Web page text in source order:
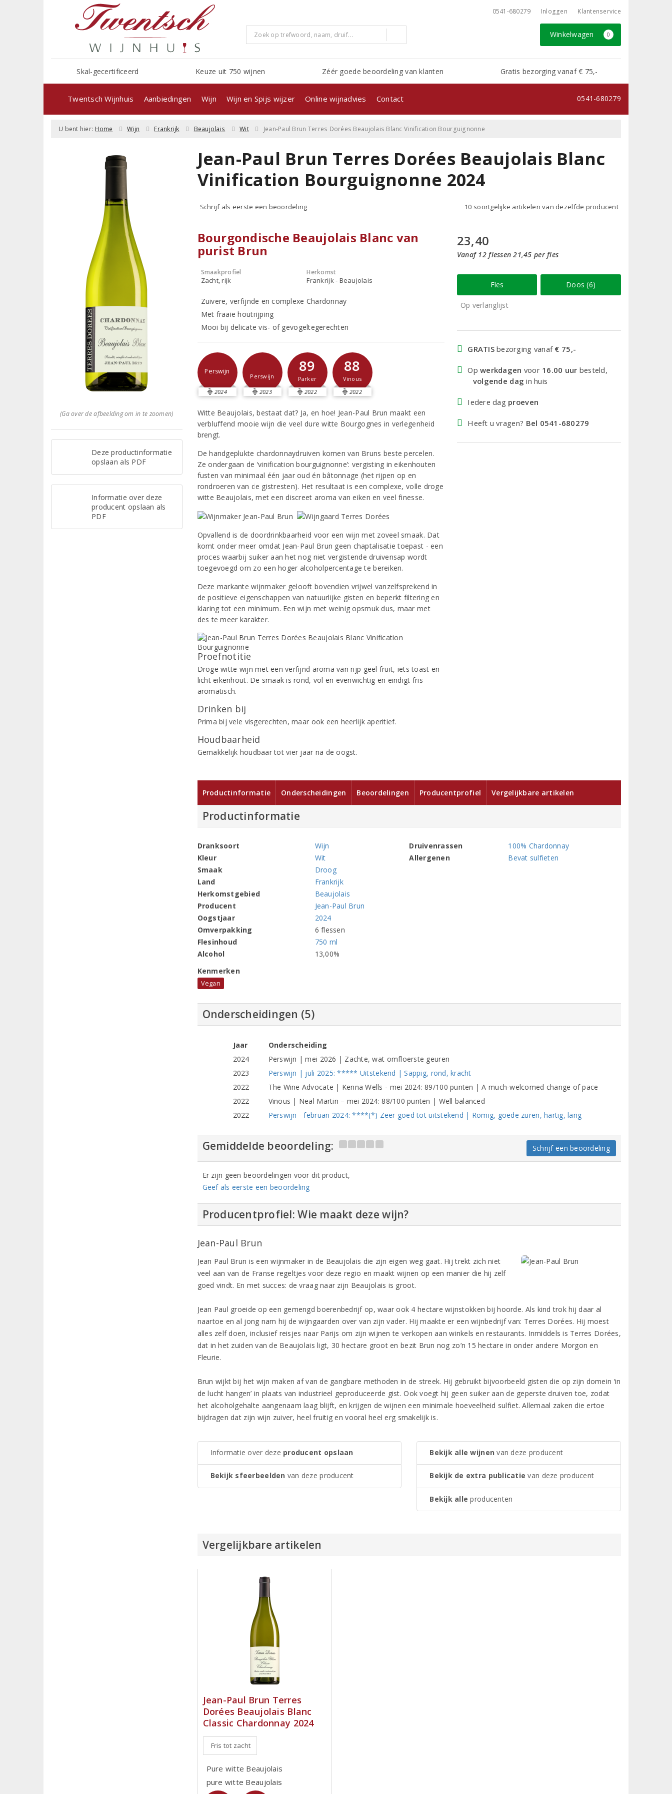
0541-680279 Inloggen Klantenservice
Winkelwagen 0
Skal-gecertificeerd Keuze uit 750 wijnen Zéér goede beoordeling van klanten Gratis bezorging vanaf € 75,-
Twentsch Wijnhuis Aanbiedingen Wijn Wijn en Spijs wijzer Online wijnadvies Contact 0541-680279
U bent hier: Home Wijn Frankrijk Beaujolais Wit Jean-Paul Brun Terres Dorées Beaujolais Blanc Vinification Bourguignonne
(Ga over de afbeelding om in te zoomen)
Deze productinformatie
opslaan als PDF
Informatie over deze
producent opslaan als
PDF
Jean-Paul Brun Terres Dorées Beaujolais Blanc
Vinification Bourguignonne 2024
Schrijf als eerste een beoordeling 10 soortgelijke artikelen van dezelfde producent
Bourgondische Beaujolais Blanc van
purist Brun
Smaakprofiel
Zacht, rijk
Herkomst
Frankrijk - Beaujolais
Zuivere, verfijnde en complexe Chardonnay
Met fraaie houtrijping
Mooi bij delicate vis- of gevogeltegerechten
Perswijn
2024
Perswijn
2023
89
Parker
2022
88
Vinous
2022
Witte Beaujolais, bestaat dat? Ja, en hoe! Jean-Paul Brun maakt een
verbluffend mooie wijn die veel dure witte Bourgognes in verlegenheid
brengt.
De handgeplukte chardonnaydruiven komen van Bruns beste percelen.
Ze ondergaan de ‘vinification bourguignonne’: vergisting in eikenhouten
fusten van minimaal één jaar oud én bâtonnage (het rijpen op en
rondroeren van de gistresten). Het resultaat is een complexe, volle droge
witte Beaujolais, met een discreet aroma van eiken en veel finesse.
Opvallend is de doordrinkbaarheid voor een wijn met zoveel smaak. Dat
komt onder meer omdat Jean-Paul Brun geen chaptalisatie toepast - een
proces waarbij suiker aan het nog niet vergistende druivensap wordt
toegevoegd om zo een hoger alcoholpercentage te bereiken.
Deze markante wijnmaker gelooft bovendien vrijwel vanzelfsprekend in
de positieve eigenschappen van natuurlijke gisten en beperkt filtering en
klaring tot een minimum. Een wijn met weinig opsmuk dus, maar met
des te meer karakter.
Proefnotitie
Droge witte wijn met een verfijnd aroma van rijp geel fruit, iets toast en
licht eikenhout. De smaak is rond, vol en evenwichtig en eindigt fris
aromatisch.
Drinken bij
Prima bij vele visgerechten, maar ook een heerlijk aperitief.
Houdbaarheid
Gemakkelijk houdbaar tot vier jaar na de oogst.
23,40
Vanaf 12 flessen 21,45 per fles
Fles Doos (6)
Op verlanglijst
GRATISbezorging vanaf € 75,-
Opwerkdagen voor 16.00 uur besteld,
volgende dag in huis
Iedere dag proeven
Heeft u vragen? Bel 0541-680279
Productinformatie Onderscheidingen Beoordelingen Producentprofiel Vergelijkbare artikelen
Productinformatie
Dranksoort
Wijn
Kleur
Wit
Smaak
Droog
Land
Frankrijk
Herkomstgebied
Beaujolais
Producent
Jean-Paul Brun
Oogstjaar
2024
Omverpakking
6 flessen
Flesinhoud
750 ml
Alcohol
13,00%
Druivenrassen
100% Chardonnay
Allergenen
Bevat sulfieten
Kenmerken
Vegan
Onderscheidingen (5)
Jaar
Onderscheiding
2024
Perswijn | mei 2026 | Zachte, wat omfloerste geuren
2023
Perswijn | juli 2025: ***** Uitstekend | Sappig, rond, kracht
2022
The Wine Advocate | Kenna Wells - mei 2024: 89/100 punten | A much-welcomed change of pace
2022
Vinous | Neal Martin – mei 2024: 88/100 punten | Well balanced
2022
Perswijn - februari 2024: ****(*) Zeer goed tot uitstekend | Romig, goede zuren, hartig, lang
Gemiddelde beoordeling: Schrijf een beoordeling
Er zijn geen beoordelingen voor dit product,
Geef als eerste een beoordeling
Producentprofiel: Wie maakt deze wijn?
Jean-Paul Brun
Jean Paul Brun is een wijnmaker in de Beaujolais die zijn eigen weg gaat. Hij trekt zich niet
veel aan van de Franse regeltjes voor deze regio en maakt wijnen op een manier die hij zelf
goed vindt. En met succes: de vraag naar zijn Beaujolais is groot.
Jean Paul groeide op een gemengd boerenbedrijf op, waar ook 4 hectare wijnstokken bij hoorde. Als kind trok hij daar al
naartoe en al jong nam hij de wijngaarden over van zijn vader. Hij maakte er een wijnbedrijf van: Terres Dorées. Hij moest
alles zelf doen, inclusief reisjes naar Parijs om zijn wijnen te verkopen aan winkels en restaurants. Inmiddels is Terres Dorées,
dat in het zuiden van de Beaujolais ligt, 30 hectare groot en bezit Brun nog zo’n 15 hectare in onder andere Morgon en
Fleurie.
Brun wijkt bij het wijn maken af van de gangbare methoden in de streek. Hij gebruikt bijvoorbeeld gisten die op zijn domein ‘in
de lucht hangen’ in plaats van industrieel geproduceerde gist. Ook voegt hij geen suiker aan de geperste druiven toe, zodat
het alcoholgehalte aangenaam laag blijft, en krijgen de wijnen een minimale hoeveelheid sulfiet. Allemaal zaken die ertoe
bijdragen dat zijn wijn zuiver, heel fruitig en vooral heel erg smakelijk is.
Informatie over deze producent opslaan
Bekijk sfeerbeelden van deze producent
Bekijk alle wijnen van deze producent
Bekijk de extra publicatie van deze producent
Bekijk alle producenten
Vergelijkbare artikelen
Jean-Paul Brun Terres
Dorées Beaujolais Blanc
Classic Chardonnay 2024
Fris tot zacht
Pure witte Beaujolais
pure witte Beaujolais